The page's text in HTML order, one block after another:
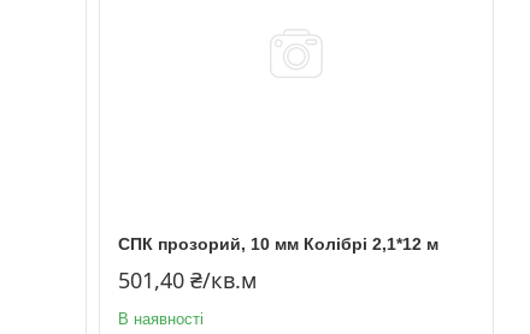
СПК прозорий, 10 мм Колібрі 2,1*12 м
501,40 ₴/кв.м
В наявності